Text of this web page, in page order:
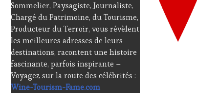
Sommelier, Paysagiste, Journaliste,
Chargé du Patrimoine, du Tourisme,
Producteur du Terroir, vous révèlent
les meilleures adresses de leurs
destinations, racontent une histoire
fascinante, parfois inspirante –
Voyagez sur la route des célébrités :
Wine-Tourism-Fame.com